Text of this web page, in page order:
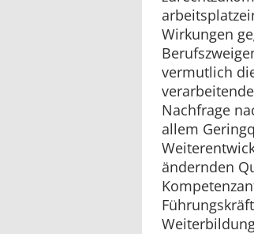
Wirkungen
vermutlich
Nachfrage
allem
ändernden